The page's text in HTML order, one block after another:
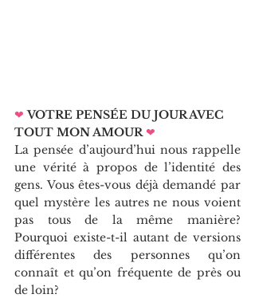
❤ VOTRE PENSÉE DU JOUR AVEC
TOUT MON AMOUR ❤
La pensée d’aujourd’hui nous rappelle
une vérité à propos de l’identité des
gens. Vous êtes-vous déjà demandé par
quel mystère les autres ne nous voient
pas tous de la même manière?
Pourquoi existe-t-il autant de versions
différentes des personnes qu’on
connaît et qu’on fréquente de près ou
de loin?